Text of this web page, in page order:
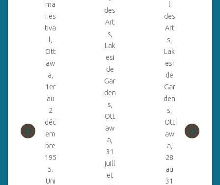
ma
Fes
tiva
Ott
aw
a,
1er
au
2
déc
em
bre
195
5.
Uni
des
Art
s,
Lak
esi
de
Gar
den
s,
Ott
aw
a,
31
juill
et
des
Art
s,
Lak
esi
de
Gar
den
s,
Ott
aw
a,
28
au
31
‹ ›